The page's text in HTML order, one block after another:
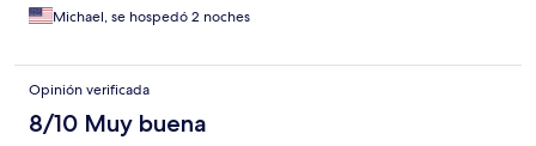
Michael, se hospedó 2 noches
Opinión verificada
8/10 Muy buena